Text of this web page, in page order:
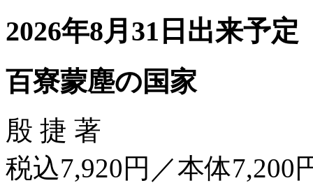
2026年8月31日出来予定
百寮蒙塵の国家
殷 捷 著
税込7,920円／本体7,200